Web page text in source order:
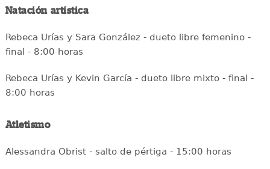
Natación artística
Rebeca Urías y Sara González - dueto libre femenino -
final - 8:00 horas
Rebeca Urías y Kevin García - dueto libre mixto - final -
8:00 horas
Atletismo
Alessandra Obrist - salto de pértiga - 15:00 horas